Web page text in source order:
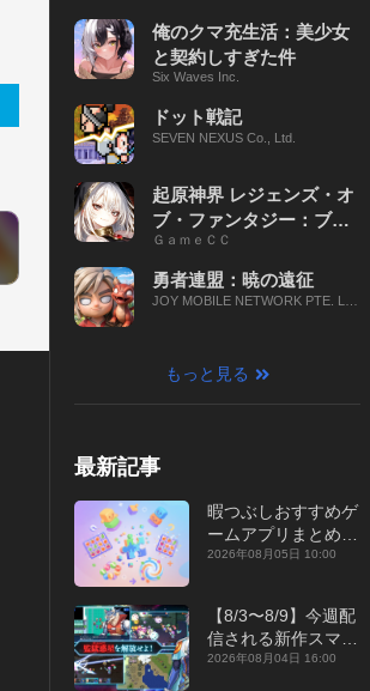
俺のクマ充生活：美少女
と契約しすぎた件
Six Waves Inc.
ドット戦記
SEVEN NEXUS Co., Ltd.
起原神界 レジェンズ・オ
ブ・ファンタジー：ブレ
イブ X
ＧａｍｅＣＣ
勇者連盟：暁の遠征
JOY MOBILE NETWORK PTE. LT
もっと見る
最新記事
暇つぶしおすすめゲ
ームアプリまとめ｜
オフライン対応あり
2026年08月05日 10:00
【8/3〜8/9】今週配
信される新作スマホ
ゲームをまとめてお
2026年08月04日 16:00